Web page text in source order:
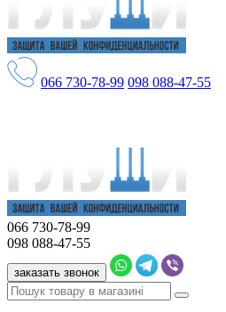
066 730-78-99 098 088-47-55
066 730-78-99
098 088-47-55
заказать звонок